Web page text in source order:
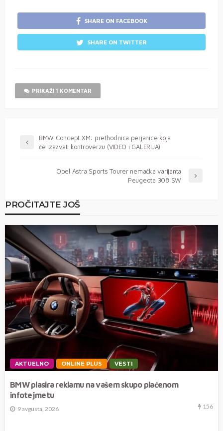
SHARE ON FACEBOOK
SHARE ON TWITTER
PRIKAŽI 1 KOMENTAR
BMW Concept XM: prethodnica perjanice koja
će izazvati kontroverzu (VIDEO i GALERIJA)
Opel Astra Sports Tourer nemačka varijanta
Peugeota 308 SW
PROČITAJTE JOŠ
AKTUELNO ONLINE PLUS VESTI
BMW plasira reklamu na vašem skupo plaćenom
infotejmetu
9 avgusta, 2026 156